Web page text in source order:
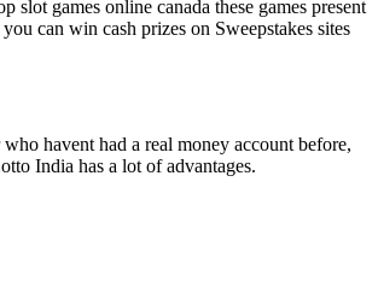
games online canada these games present
can win cash prizes on Sweepstakes sites
havent had a real money account before,
India has a lot of advantages.